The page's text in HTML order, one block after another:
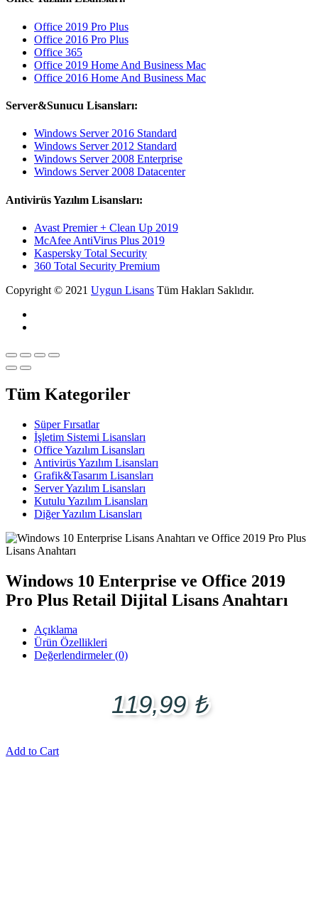
Office 2019 Pro Plus
Office 2016 Pro Plus
Office 365
Office 2019 Home And Business Mac
Office 2016 Home And Business Mac
Server&Sunucu Lisansları:
Windows Server 2016 Standard
Windows Server 2012 Standard
Windows Server 2008 Enterprise
Windows Server 2008 Datacenter
Antivirüs Yazılım Lisansları:
Avast Premier + Clean Up 2019
McAfee AntiVirus Plus 2019
Kaspersky Total Security
360 Total Security Premium
Copyright © 2021 Uygun Lisans Tüm Hakları Saklıdır.
Tüm Kategoriler
Süper Fırsatlar
İşletim Sistemi Lisansları
Office Yazılım Lisansları
Antivirüs Yazılım Lisansları
Grafik&Tasarım Lisansları
Server Yazılım Lisansları
Kutulu Yazılım Lisansları
Diğer Yazılım Lisansları
Windows 10 Enterprise ve Office 2019
Pro Plus Retail Dijital Lisans Anahtarı
Açıklama
Ürün Özellikleri
Değerlendirmeler (0)
119,99 ₺
Add to Cart